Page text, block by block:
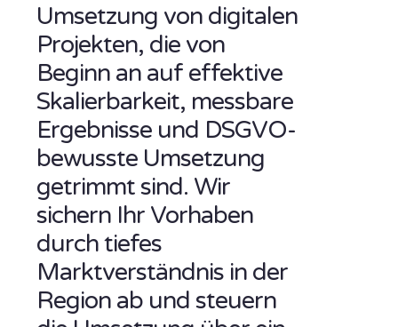
Umsetzung von digitalen
Projekten, die von
Beginn an auf effektive
Skalierbarkeit, messbare
Ergebnisse und DSGVO-
bewusste Umsetzung
getrimmt sind. Wir
sichern Ihr Vorhaben
durch tiefes
Marktverständnis in der
Region ab und steuern